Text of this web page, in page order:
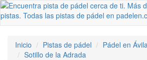
Inicio Pistas de pádel
Pádel en
Sotillo de la Adrada